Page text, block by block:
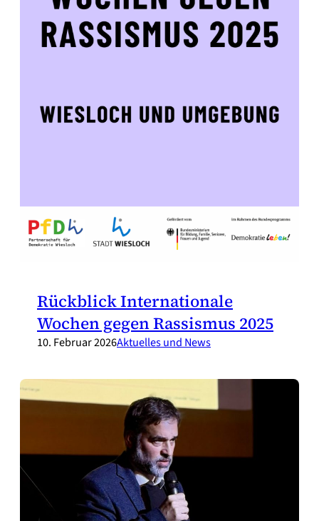
Rückblick Internationale
Wochen gegen Rassismus 2025
10. Februar 2026Aktuelles und News